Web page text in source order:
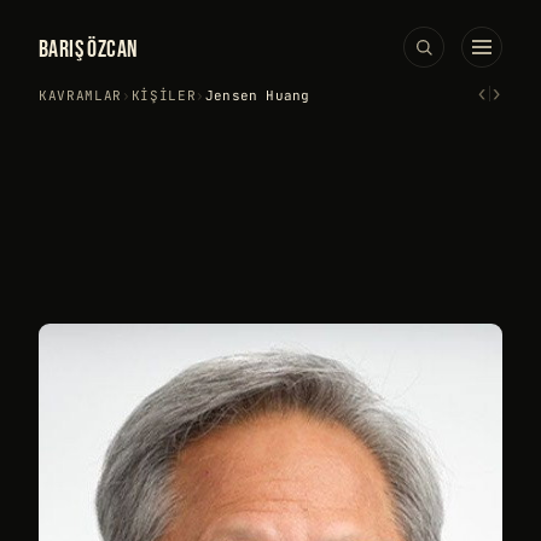
BARIŞ ÖZCAN
KAVRAMLAR › KIŞILER › Jensen Huang ‹›